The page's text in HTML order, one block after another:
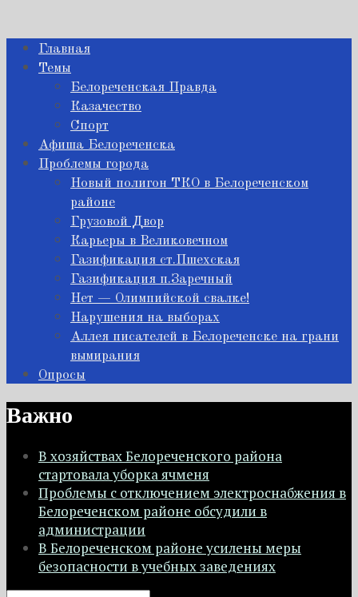
Главная
Темы
Белореченская Правда
Казачество
Спорт
Афиша Белореченска
Проблемы города
Новый полигон ТКО в Белореченском
районе
Грузовой Двор
Карьеры в Великовечном
Газификация ст.Пшехская
Газификация п.Заречный
Нет — Олимпийской свалке!
Нарушения на выборах
Аллея писателей в Белореченске на грани
вымирания
Опросы
Важно
В хозяйствах Белореченского района
стартовала уборка ячменя
Проблемы с отключением электроснабжения в
Белореченском районе обсудили в
администрации
В Белореченском районе усилены меры
безопасности в учебных заведениях